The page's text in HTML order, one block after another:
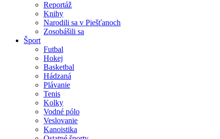
Reportáž
Knihy
Narodili sa v Piešťanoch
Zosobášili sa
Šport
Futbal
Hokej
Basketbal
Hádzaná
Plávanie
Tenis
Kolky
Vodné pólo
Veslovanie
Kanoistika